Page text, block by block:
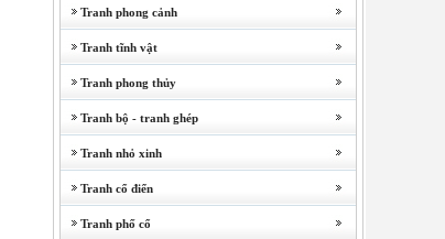
Tranh phong cảnh
Tranh tĩnh vật
Tranh phong thủy
Tranh bộ - tranh ghép
Tranh nhỏ xinh
Tranh cổ điển
Tranh phố cổ